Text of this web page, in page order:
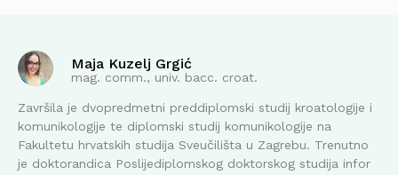
Maja Kuzelj Grgić
mag. comm., univ. bacc. croat.
Završila je dvopredmetni preddiplomski studij kroatologije i
komunikologije te diplomski studij komunikologije na
Fakultetu hrvatskih studija Sveučilišta u Zagrebu. Trenutno
je doktorandica Poslijediplomskog doktorskog studija infor